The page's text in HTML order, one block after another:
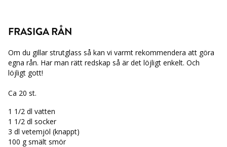
FRASIGA RÅN
Om du gillar strutglass så kan vi varmt rekommendera att göra
egna rån. Har man rätt redskap så är det löjligt enkelt. Och
löjligt gott!
Ca 20 st.
1 1/2 dl vatten
1 1/2 dl socker
3 dl vetemjöl (knappt)
100 g smält smör